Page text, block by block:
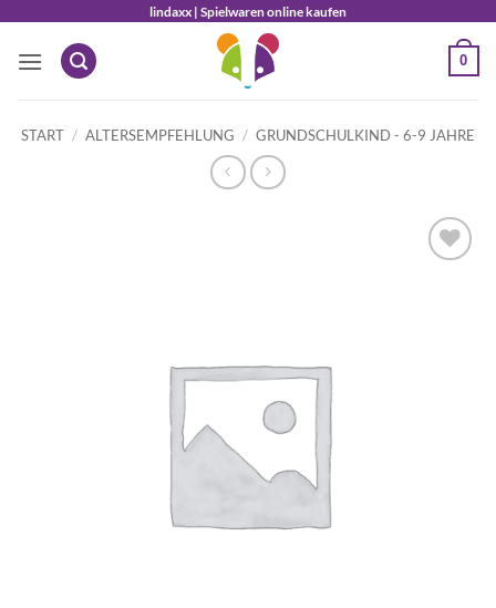
springen
lindaxx | Spielwaren online kaufen
0
START / ALTERSEMPFEHLUNG / GRUNDSCHULKIND - 6-9 JAHRE